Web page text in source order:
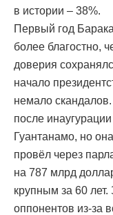
в истории – 38%.
Первый год
более благостно,
доверия
начало
немало
после
Гуантанамо, но
провёл через
на 787 млрд
крупным за 60 лет.
оппонентов из-за